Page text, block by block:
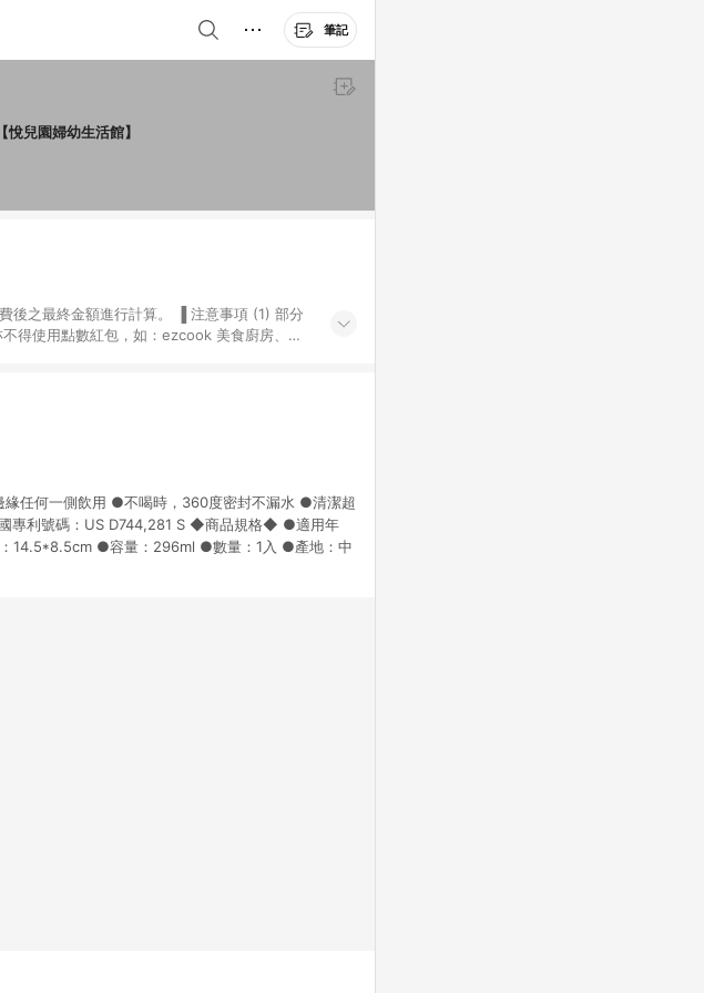
筆記
兒園婦幼生活館】
得使用點數紅包，如：ezcook 美食廚房、樂
符，以銷售網頁標示為準。 (6) 導購訂
利，活動詳情以樂天市場網站公告為準。
任何一側飲用 ●不喝時，360度密封不漏水 ●清潔超
專利號碼：US D744,281 S ◆商品規格◆ ●適用年
14.5*8.5cm ●容量：296ml ●數量：1入 ●產地：中